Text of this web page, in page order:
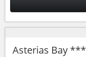
Asterias Bay ***